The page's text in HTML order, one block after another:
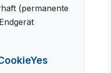
(permanente